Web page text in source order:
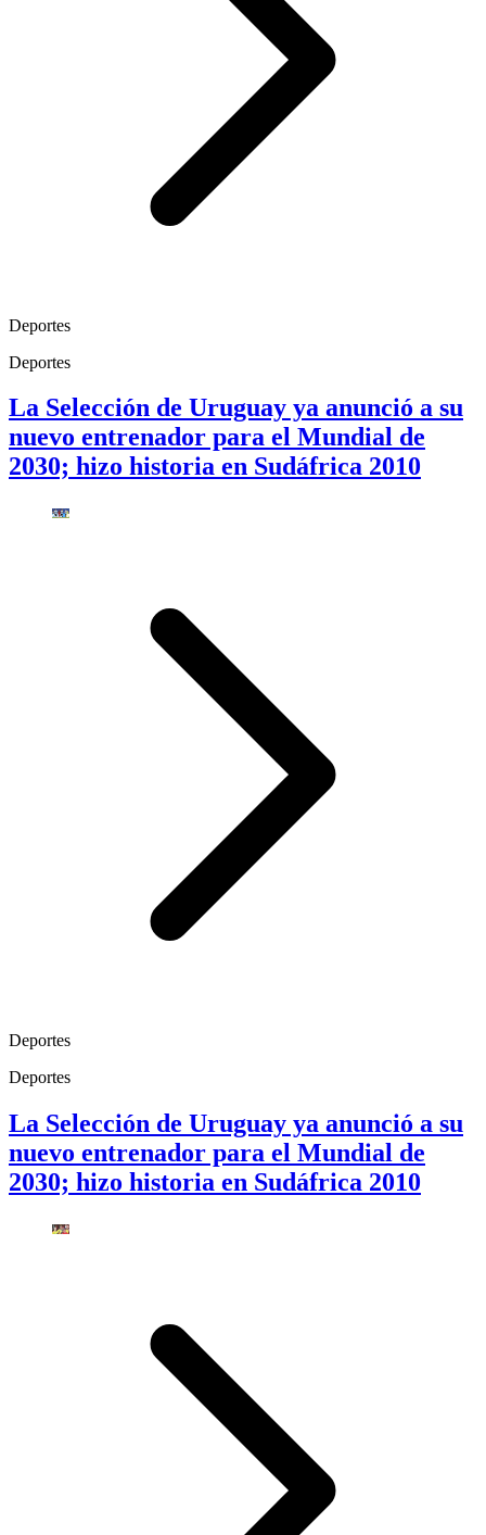
Deportes
Deportes
La Selección de Uruguay ya anunció a su
nuevo entrenador para el Mundial de
2030; hizo historia en Sudáfrica 2010
Deportes
Deportes
La Selección de Uruguay ya anunció a su
nuevo entrenador para el Mundial de
2030; hizo historia en Sudáfrica 2010